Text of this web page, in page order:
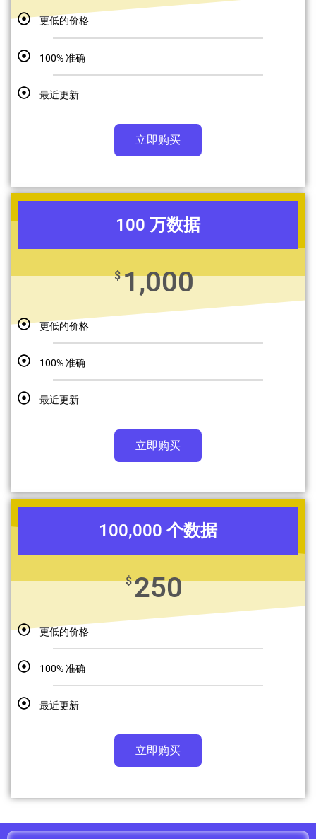
更低的价格
100% 准确
最近更新
立即购买
100 万数据
$1,000
更低的价格
100% 准确
最近更新
立即购买
100,000 个数据
$250
更低的价格
100% 准确
最近更新
立即购买